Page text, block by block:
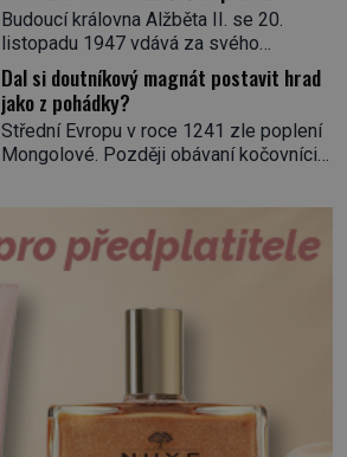
Mirabeau […]
služce, kterou má v kuchyni k ruce.
Ještě v prvních letech nové republiky
fungoval kvůli nedostatku zboží
přídělový systém. […]
Budoucí královna Alžběta II. se 20.
listopadu 1947 vdává za svého
vyvoleného Filipa Mountbattena. Aby
měla na obřad ve Westminsteru podle
tradice „něco vypůjčeného“, její matka jí
věnuje jedinečný šperk ze své
soukromé kolekce – diamantovou tiáru
tiára,“ zhodnotil klenot britský politik Sir
Henry Channon (1897–1958), když si […]
Dal si doutníkový magnát postavit hrad
jako z pohádky?
Střední Evropu v roce 1241 zle poplení
Mongolové. Později obávaní kočovníci
jednat. Na další případné řádění barbarů
z východu se chce pečlivě připravit!
Český král Václav I. (1205–1253) přijme